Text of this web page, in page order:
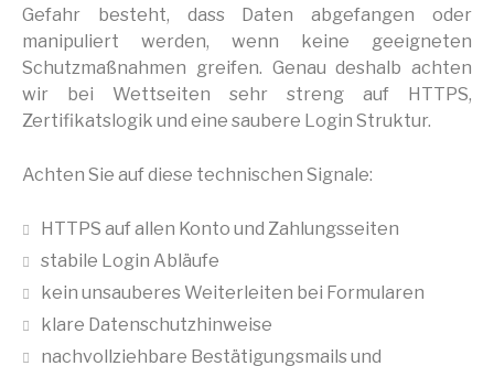
Gefahr besteht, dass Daten abgefangen oder
manipuliert werden, wenn keine geeigneten
Schutzmaßnahmen greifen. Genau deshalb achten
wir bei Wettseiten sehr streng auf HTTPS,
Zertifikatslogik und eine saubere Login Struktur.
Achten Sie auf diese technischen Signale:
HTTPS auf allen Konto und Zahlungsseiten
stabile Login Abläufe
kein unsauberes Weiterleiten bei Formularen
klare Datenschutzhinweise
nachvollziehbare Bestätigungsmails und